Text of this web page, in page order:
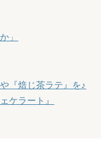
」
『焙じ茶ラテ』を♪
ケラート』